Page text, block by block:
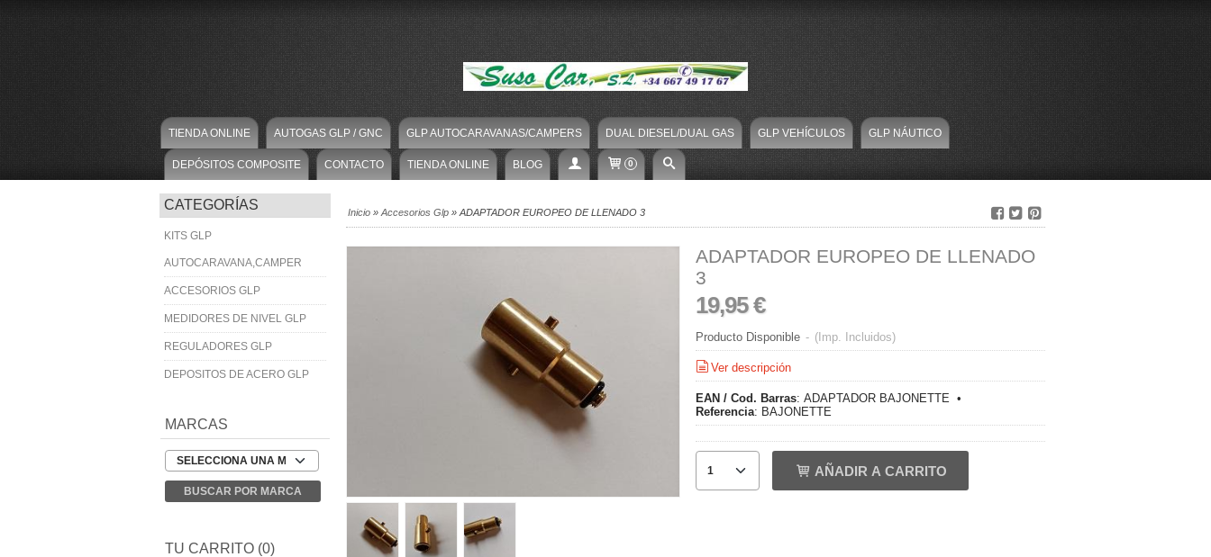
TIENDA ONLINE AUTOGAS GLP / GNC GLP AUTOCARAVANAS/CAMPERS DUAL DIESEL/DUAL GAS GLP VEHÍCULOS GLP NÁUTICO
DEPÓSITOS COMPOSITE CONTACTO TIENDA ONLINE BLOG 0
CATEGORÍAS
KITS GLP
AUTOCARAVANA,CAMPER
ACCESORIOS GLP
MEDIDORES DE NIVEL GLP
REGULADORES GLP
DEPOSITOS DE ACERO GLP
MARCAS
TU CARRITO (0)
Inicio » Accesorios Glp » ADAPTADOR EUROPEO DE LLENADO 3
ADAPTADOR EUROPEO DE LLENADO
3
19,95 €
Producto Disponible - (Imp. Incluidos)
Ver descripción
EAN / Cod. Barras: ADAPTADOR BAJONETTE •
Referencia: BAJONETTE
AÑADIR A CARRITO